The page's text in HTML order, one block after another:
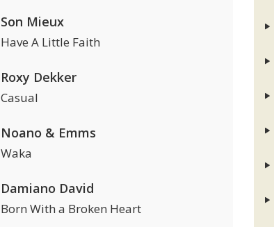
Son Mieux
Have A Little Faith
Roxy Dekker
Casual
Noano & Emms
Waka
Damiano David
Born With a Broken Heart